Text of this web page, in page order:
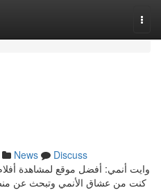
News
Discuss
وايت أنمي: أفضل موقع لمشاهدة
كنت من عشاق الأنمي وتبحث عن